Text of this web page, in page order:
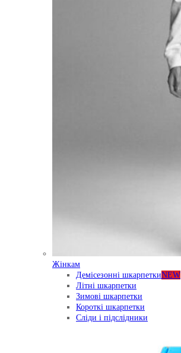
Жінкам
Демісезонні шкарпеткиNEW
Літні шкарпетки
Зимові шкарпетки
Короткі шкарпетки
Сліди і підслідники